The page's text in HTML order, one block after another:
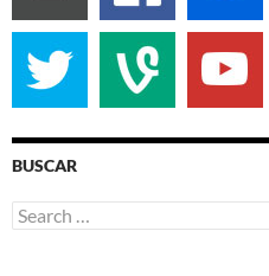
BUSCAR
Search
for: